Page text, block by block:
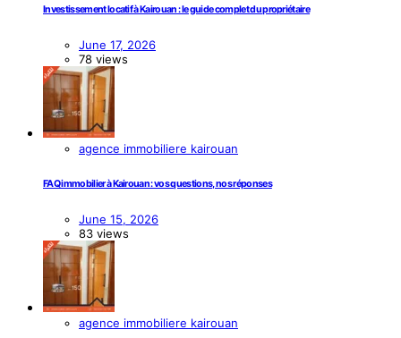
Investissement locatif à Kairouan : le guide complet du propriétaire
June 17, 2026
78 views
agence immobiliere kairouan
FAQ immobilier à Kairouan : vos questions, nos réponses
June 15, 2026
83 views
agence immobiliere kairouan